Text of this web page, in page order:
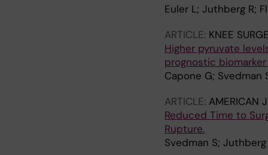
Euler L; Juthberg R;
ARTICLE: KNEE
Higher pyruvate
prognostic
Capone G; Svedman
ARTICLE: AMERICAN
Reduced Time to
Rupture.
Svedman S;